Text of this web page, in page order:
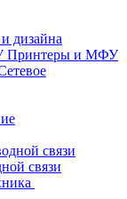
дизайна
Принтеры и МФУ
связи